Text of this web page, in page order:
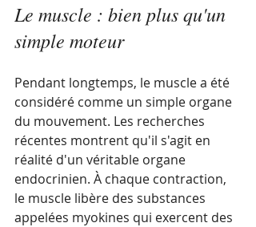
Le muscle : bien plus qu'un
simple moteur
Pendant longtemps, le muscle a été
considéré comme un simple organe
du mouvement. Les recherches
récentes montrent qu'il s'agit en
réalité d'un véritable organe
endocrinien. À chaque contraction,
le muscle libère des substances
appelées myokines qui exercent des